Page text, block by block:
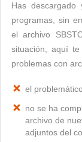
Has
programas, sin
el archivo
situación, aquí
problemas con
el
no se ha
archivo de
adjuntos del